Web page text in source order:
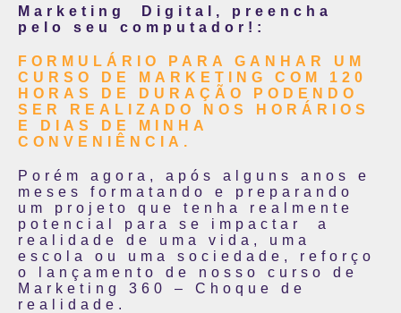
Marketing Digital, preencha
pelo seu computador!:
FORMULÁRIO PARA GANHAR UM
CURSO DE MARKETING COM 120
HORAS DE DURAÇÃO PODENDO
SER REALIZADO NOS HORÁRIOS
E DIAS DE MINHA
CONVENIÊNCIA.
Porém agora, após alguns anos e
meses formatando e preparando
um projeto que tenha realmente
potencial para se impactar a
realidade de uma vida, uma
escola ou uma sociedade, reforço
o lançamento de nosso curso de
Marketing 360 – Choque de
realidade.